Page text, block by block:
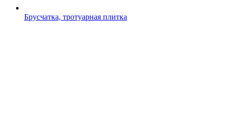
Брусчатка, тротуарная плитка